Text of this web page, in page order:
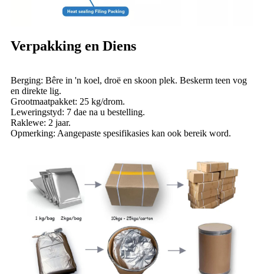
Verpakking en Diens
Berging: Bêre in 'n koel, droë en skoon plek. Beskerm teen vog
en direkte lig.
Grootmaatpakket: 25 kg/drom.
Leweringstyd: 7 dae na u bestelling.
Raklewe: 2 jaar.
Opmerking: Aangepaste spesifikasies kan ook bereik word.